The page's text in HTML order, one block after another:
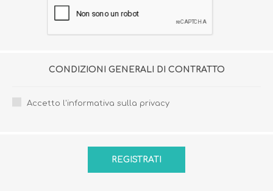
CONDIZIONI GENERALI DI CONTRATTO
Accetto l'informativa sulla privacy